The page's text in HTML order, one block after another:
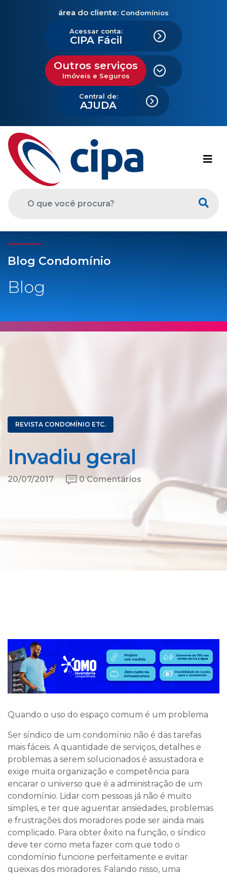
área do cliente: Condomínios
Acessar conta:
CIPA Fácil
Outros serviços
Imóveis e Seguros
Central de:
AJUDA
Blog Condomínio
Blog
REVISTA CONDOMÍNIO ETC.
Invadiu geral
20/07/2017 0 Comentários
Quando o uso do espaço comum é um problema
Ser síndico de um condomínio não é das tarefas
mais fáceis. A quantidade de serviços, detalhes e
problemas a serem solucionados é assustadora e
exige muita organização e competência para
encarar o universo que é a administração de um
condomínio. Lidar com pessoas já não é muito
simples, e ter que aguentar ansiedades, problemas
e frustrações dos moradores pode ser ainda mais
complicado. Para obter êxito na função, o síndico
deve ter como meta fazer com que todo o
condomínio funcione perfeitamente e evitar
queixas dos moradores. Falando nisso, uma